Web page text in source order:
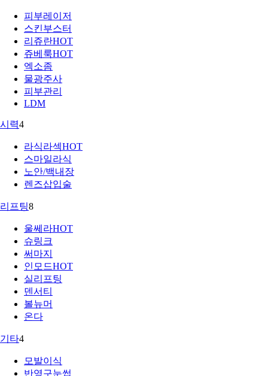
피부레이저
스킨부스터
리쥬란HOT
쥬베룩HOT
엑소좀
물광주사
피부관리
LDM
시력4
라식라섹HOT
스마일라식
노안/백내장
렌즈삽입술
리프팅8
울쎄라HOT
슈링크
써마지
인모드HOT
실리프팅
덴서티
볼뉴머
온다
기타4
모발이식
반영구눈썹